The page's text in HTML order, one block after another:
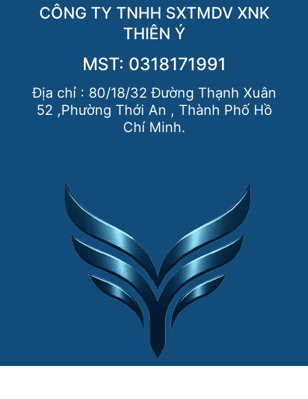
CÔNG TY TNHH SXTMDV XNK
THIÊN Ý
MST: 0318171991
Địa chỉ : 80/18/32 Đường Thạnh Xuân
52 ,Phường Thới An , Thành Phố Hồ
Chí Minh.